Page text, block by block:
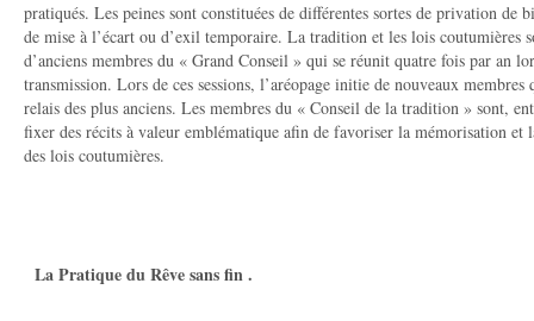
pratiqués. Les peines sont constituées de différentes sortes de privation de
de mise à l’écart ou d’exil temporaire. La tradition et les lois coutumières
d’anciens membres du « Grand Conseil » qui se réunit quatre fois par an
transmission. Lors de ces sessions, l’aréopage initie de nouveaux
relais des plus anciens. Les membres du « Conseil de la tradition » sont,
fixer des récits à valeur emblématique afin de favoriser la mémorisation et
des lois coutumières.
La Pratique du Rêve sans fin .